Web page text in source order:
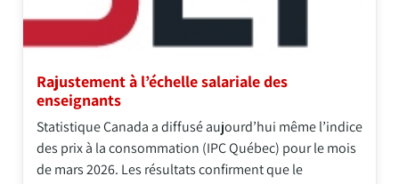
Rajustement à l’échelle salariale des
enseignants
Statistique Canada a diffusé aujourd’hui même l’indice
des prix à la consommation (IPC Québec) pour le mois
de mars 2026. Les résultats confirment que le